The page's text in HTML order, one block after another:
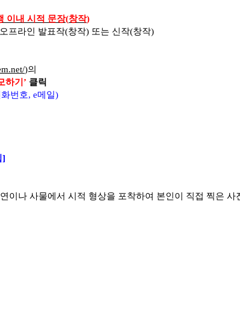
이내 시적 문장(창작)
오프라인 발표작(창작) 또는 신작(창작)
)의
하기 ’ 클릭
번호, e메일)
]
이나 사물에서 시적 형상을 포착하여 본인이 직접 찍은 사